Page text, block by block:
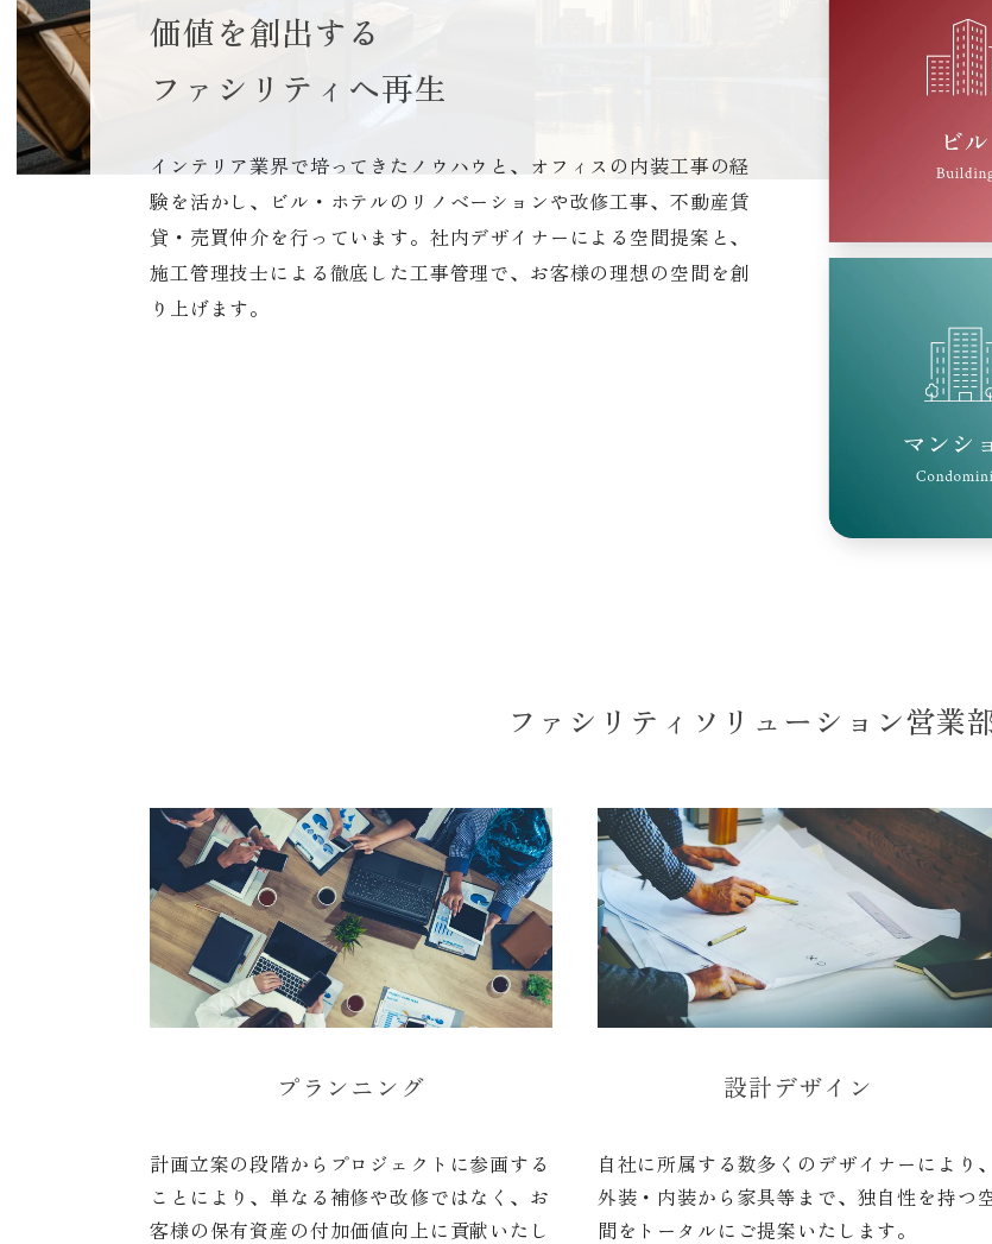
価値を創出する
ファシリティへ再生
インテリア業界で培ってきたノウハウと、オフィスの内装工事の経
験を活かし、ビル・ホテルのリノベーションや改修工事、不動産賃
貸・売買仲介を行っています。社内デザイナーによる空間提案と、
施工管理技士による徹底した工事管理で、お客様の理想の空間を創
り上げます。
ファシリティソリューション営業
プランニング
計画立案の段階からプロジェクトに参画する
ことにより、単なる補修や改修ではなく、お
客様の保有資産の付加価値向上に貢献いたし
設計デザイン
自社に所属する数多くのデザイナーにより、
外装・内装から家具等まで、独自性を持つ
間をトータルにご提案いたします。